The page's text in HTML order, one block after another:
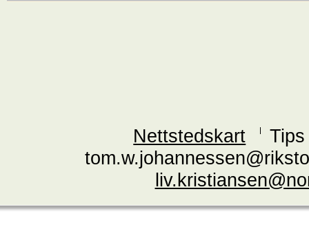
Nettstedskart